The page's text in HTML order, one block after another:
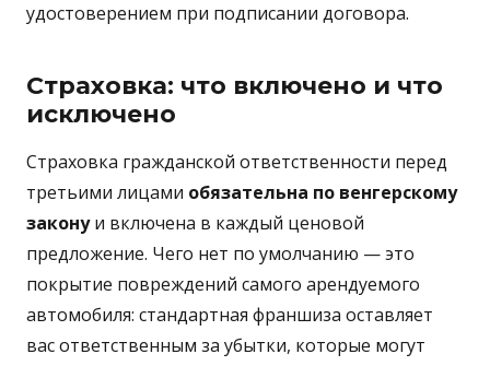
удостоверением при подписании договора.
Страховка: что включено и что
исключено
Страховка гражданской ответственности перед
третьими лицами обязательна по венгерскому
законуи включена в каждый ценовой
предложение. Чего нет по умолчанию — это
покрытие повреждений самого арендуемого
автомобиля: стандартная франшиза оставляет
вас ответственным за убытки, которые могут